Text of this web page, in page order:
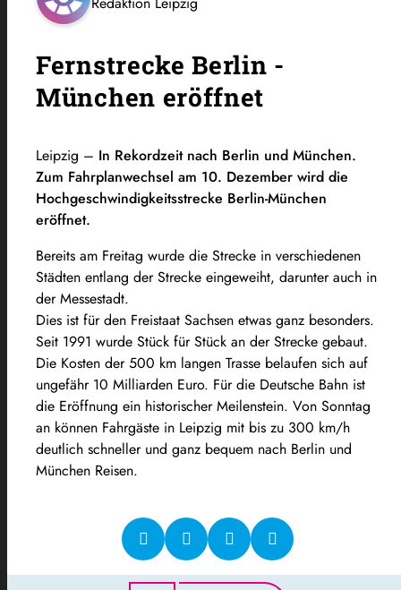
Fernstrecke Berlin -
München eröffnet
Leipzig – In Rekordzeit nach Berlin und München.
Zum Fahrplanwechsel am 10. Dezember wird die
Hochgeschwindigkeitsstrecke Berlin-München
eröffnet.
Bereits am Freitag wurde die Strecke in verschiedenen
Städten entlang der Strecke eingeweiht, darunter auch in
der Messestadt.
Dies ist für den Freistaat Sachsen etwas ganz besonders.
Seit 1991 wurde Stück für Stück an der Strecke gebaut.
Die Kosten der 500 km langen Trasse belaufen sich auf
ungefähr 10 Milliarden Euro. Für die Deutsche Bahn ist
die Eröffnung ein historischer Meilenstein. Von Sonntag
an können Fahrgäste in Leipzig mit bis zu 300 km/h
deutlich schneller und ganz bequem nach Berlin und
München Reisen.